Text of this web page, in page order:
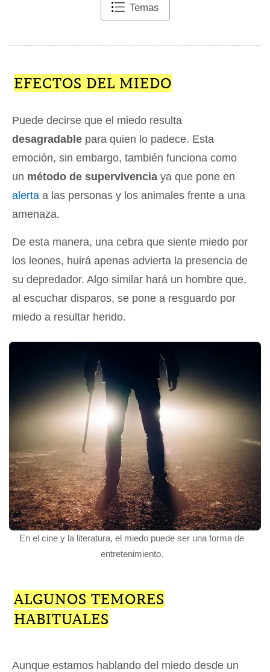
Temas
EFECTOS DEL MIEDO
Puede decirse que el miedo resulta
desagradable para quien lo padece. Esta
emoción, sin embargo, también funciona como
un método de supervivencia ya que pone en
alerta a las personas y los animales frente a una
amenaza.
De esta manera, una cebra que siente miedo por
los leones, huirá apenas advierta la presencia de
su depredador. Algo similar hará un hombre que,
al escuchar disparos, se pone a resguardo por
miedo a resultar herido.
En el cine y la literatura, el miedo puede ser una forma de
entretenimiento.
ALGUNOS TEMORES
HABITUALES
Aunque estamos hablando del miedo desde un